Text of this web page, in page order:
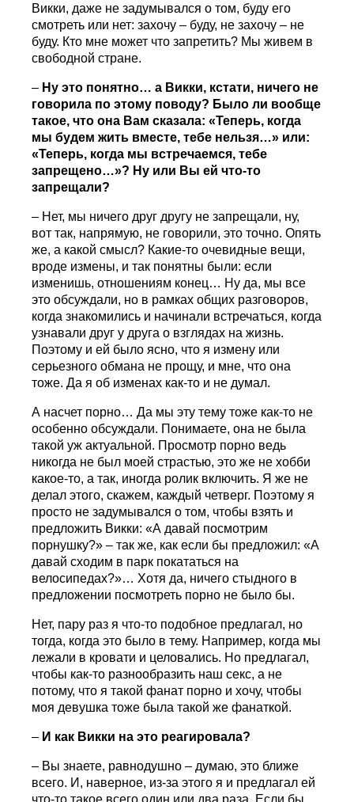
Викки, даже не задумывался о том, буду его
смотреть или нет: захочу – буду, не захочу – не
буду. Кто мне может что запретить? Мы живем в
свободной стране.
– Ну это понятно… а Викки, кстати, ничего не
говорила по этому поводу? Было ли вообще
такое, что она Вам сказала: «Теперь, когда
мы будем жить вместе, тебе нельзя…» или:
«Теперь, когда мы встречаемся, тебе
запрещено…»? Ну или Вы ей что-то
запрещали?
– Нет, мы ничего друг другу не запрещали, ну,
вот так, напрямую, не говорили, это точно. Опять
же, а какой смысл? Какие-то очевидные вещи,
вроде измены, и так понятны были: если
изменишь, отношениям конец… Ну да, мы все
это обсуждали, но в рамках общих разговоров,
когда знакомились и начинали встречаться, когда
узнавали друг у друга о взглядах на жизнь.
Поэтому и ей было ясно, что я измену или
серьезного обмана не прощу, и мне, что она
тоже. Да я об изменах как-то и не думал.
А насчет порно… Да мы эту тему тоже как-то не
особенно обсуждали. Понимаете, она не была
такой уж актуальной. Просмотр порно ведь
никогда не был моей страстью, это же не хобби
какое-то, а так, иногда ролик включить. Я же не
делал этого, скажем, каждый четверг. Поэтому я
просто не задумывался о том, чтобы взять и
предложить Викки: «А давай посмотрим
порнушку?» – так же, как если бы предложил: «А
давай сходим в парк покататься на
велосипедах?»… Хотя да, ничего стыдного в
предложении посмотреть порно не было бы.
Нет, пару раз я что-то подобное предлагал, но
тогда, когда это было в тему. Например, когда мы
лежали в кровати и целовались. Но предлагал,
чтобы как-то разнообразить наш секс, а не
потому, что я такой фанат порно и хочу, чтобы
моя девушка тоже была такой же фанаткой.
– И как Викки на это реагировала?
– Вы знаете, равнодушно – думаю, это ближе
всего. И, наверное, из-за этого я и предлагал ей
что-то такое всего один или два раза. Если бы